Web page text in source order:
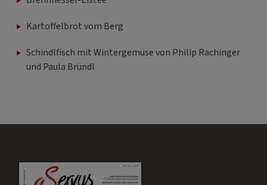
Kartoffelbrot vom Berg
Schindlfisch mit Wintergemüse von Philip Rachinger
und Paula Bründl